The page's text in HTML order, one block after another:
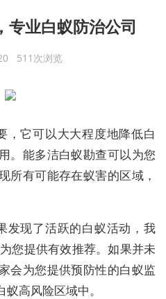
专业白蚁防治公司
511次浏览
，它可以大大程度地降低白
。能多洁白蚁勘查可以为您
所有可能存在蚁害的区域，
发现了活跃的白蚁活动，我
您提供有效推荐。如果并未
会为您提供预防性的白蚁监
高风险区域中。